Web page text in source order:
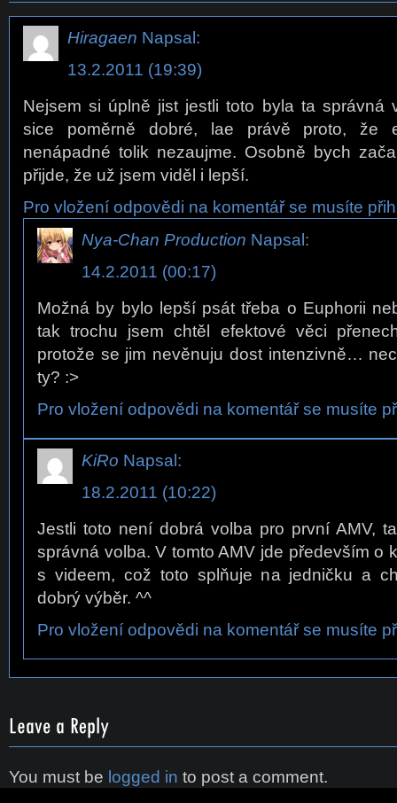
Hiragaen Napsal:
13.2.2011 (19:39)
Nejsem si úplně jist jestli toto byla ta správná
sice poměrně dobré, lae právě proto, že
nenápadné tolik nezaujme. Osobně bych
přijde, že už jsem viděl i lepší.
Pro vložení odpovědi na komentář se musíte
Nya-Chan Production Napsal:
14.2.2011 (00:17)
Možná by bylo lepší psát třeba o Euphorii
tak trochu jsem chtěl efektové věci
protože se jim nevěnuju dost intenzivně…
ty? :>
Pro vložení odpovědi na komentář se musíte
KiRo Napsal:
18.2.2011 (10:22)
Jestli toto není dobrá volba pro první AMV,
správná volba. V tomto AMV jde především o
s videem, což toto splňuje na jedničku a
dobrý výběr. ^^
Pro vložení odpovědi na komentář se musíte
You must be logged in to post a comment.